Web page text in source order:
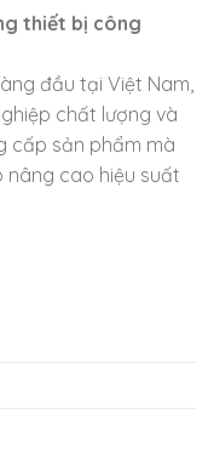
thiết bị công
đầu tại Việt Nam,
chất lượng và
cấp sản phẩm mà
nâng cao hiệu suất